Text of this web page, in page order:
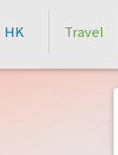
HK Travel